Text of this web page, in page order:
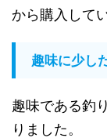
から購入して
趣味に少し
趣味である釣
りました。